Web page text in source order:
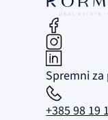
Spremni
+385 98 19